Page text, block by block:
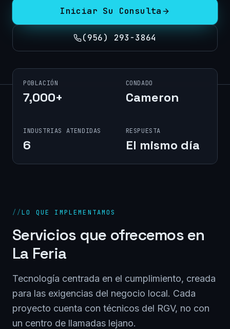
Iniciar Su Consulta
(956) 293-3864
POBLACIÓN
7,000+
CONDADO
Cameron
INDUSTRIAS ATENDIDAS
6
RESPUESTA
El mismo día
//LO QUE IMPLEMENTAMOS
Servicios que ofrecemos en
La Feria
Tecnología centrada en el cumplimiento, creada
para las exigencias del negocio local. Cada
proyecto cuenta con técnicos del RGV, no con
un centro de llamadas lejano.